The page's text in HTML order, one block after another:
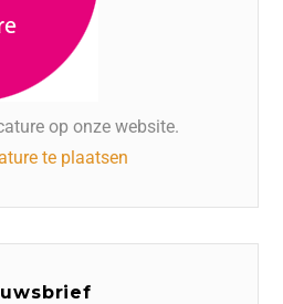
op onze website.
te plaatsen